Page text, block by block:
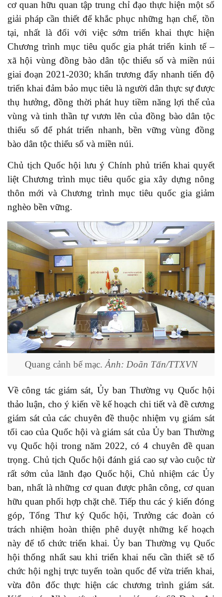
cơ quan hữu quan tập trung chỉ đạo thực hiện một số
giải pháp cần thiết để khắc phục những hạn chế, tồn
tại, nhất là đối với việc sớm triển khai thực hiện
Chương trình mục tiêu quốc gia phát triển kinh tế –
xã hội vùng đồng bào dân tộc thiểu số và miền núi
giai đoạn 2021-2030; khẩn trương đẩy nhanh tiến độ
triển khai đảm bảo mục tiêu là người dân thực sự được
thụ hưởng, đồng thời phát huy tiềm năng lợi thế của
vùng và tinh thần tự vươn lên của đồng bào dân tộc
thiểu số để phát triển nhanh, bền vững vùng đồng
bào dân tộc thiểu số và miền núi.
Chủ tịch Quốc hội lưu ý Chính phủ triển khai quyết
liệt Chương trình mục tiêu quốc gia xây dựng nông
thôn mới và Chương trình mục tiêu quốc gia giảm
nghèo bền vững.
Quang cảnh bế mạc. Ảnh: Doãn Tấn/TTXVN
Về công tác giám sát, Ủy ban Thường vụ Quốc hội
thảo luận, cho ý kiến về kế hoạch chi tiết và đề cương
giám sát của các chuyên đề thuộc nhiệm vụ giám sát
tối cao của Quốc hội và giám sát của Ủy ban Thường
vụ Quốc hội trong năm 2022, có 4 chuyên đề quan
trọng. Chủ tịch Quốc hội đánh giá cao sự vào cuộc từ
rất sớm của lãnh đạo Quốc hội, Chủ nhiệm các Ủy
ban, nhất là những cơ quan được phân công, cơ quan
hữu quan phối hợp chặt chẽ. Tiếp thu các ý kiến đóng
góp, Tổng Thư ký Quốc hội, Trưởng các đoàn có
trách nhiệm hoàn thiện phê duyệt những kế hoạch
này để tổ chức triển khai. Ủy ban Thường vụ Quốc
hội thống nhất sau khi triển khai nếu cần thiết sẽ tổ
chức hội nghị trực tuyến toàn quốc để vừa triển khai,
vừa đôn đốc thực hiện các chương trình giám sát.